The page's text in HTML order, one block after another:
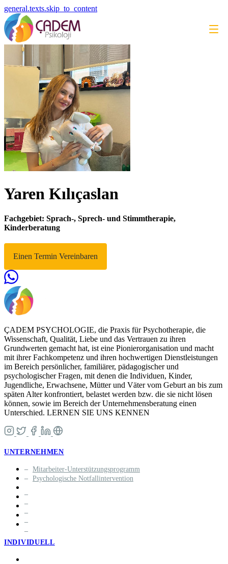
general.texts.skip_to_content
Yaren Kılıçaslan
Fachgebiet: Sprach-, Sprech- und Stimmtherapie,
Kinderberatung
Einen Termin Vereinbaren
ÇADEM PSYCHOLOGIE, die Praxis für Psychotherapie, die
Wissenschaft, Qualität, Liebe und das Vertrauen zu ihren
Grundwerten gemacht hat, ist eine Pionierorganisation und macht
mit ihrer Fachkompetenz und ihren hochwertigen Dienstleistungen
im Bereich persönlicher, familiärer, pädagogischer und
psychologischer Fragen, mit denen die Individuen, Kinder,
Jugendliche, Erwachsene, Mütter und Väter vom Geburt an bis zum
späten Alter konfrontiert, belastet werden bzw. die sie nicht lösen
können, sowie im Bereich der Unternehmensberatung einen
Unterschied. LERNEN SIE UNS KENNEN
UNTERNEHMEN
Mitarbeiter-Unterstützungsprogramm
Psychologische Notfallintervention
INDIVIDUELL